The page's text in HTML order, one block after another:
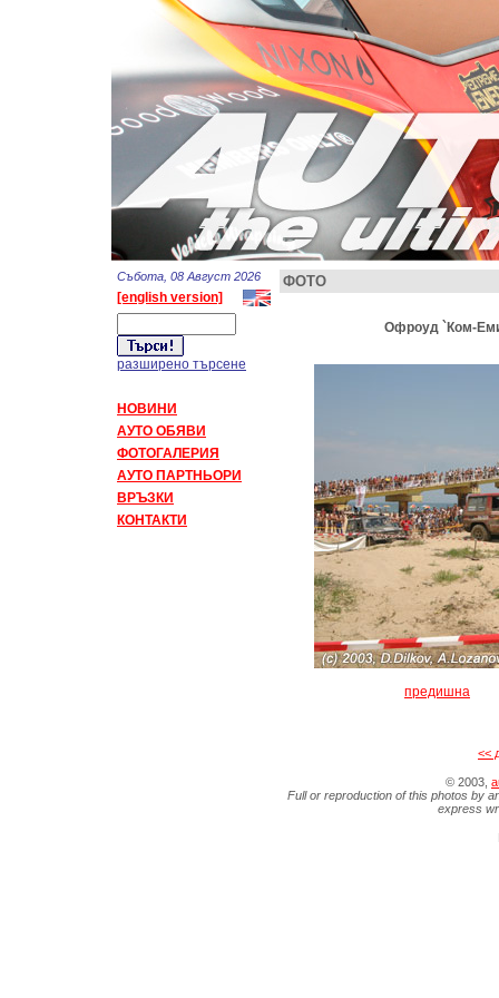
Събота, 08 Август 2026
[english version]
разширено търсене
НОВИНИ
АУТО ОБЯВИ
ФОТОГАЛЕРИЯ
АУТО ПАРТНЬОРИ
ВРЪЗКИ
КОНТАКТИ
ФОТО
Офроуд `Ком-
предишна
<<
© 2003,
Full or reproduction of this photos by
express